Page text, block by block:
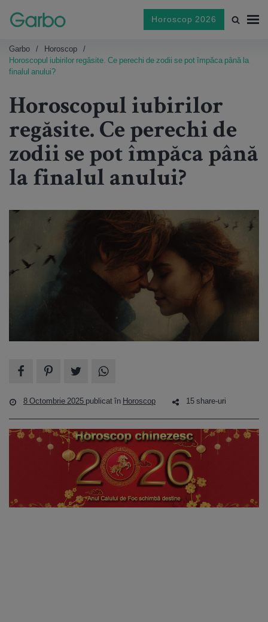
Horoscop 2026
Garbo
Horoscop
Horoscopul iubirilor regăsite. Ce perechi de zodii se pot împăca până la
finalul anului?
Horoscopul iubirilor
regăsite. Ce perechi de
zodii se pot împăca până
la finalul anului?
8 Octombrie 2025 publicat în Horoscop 15 share-uri